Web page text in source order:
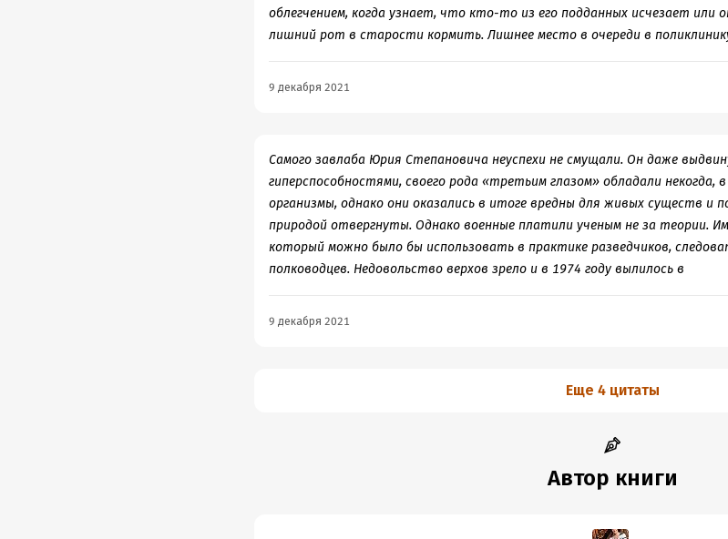
облегчением, когда узнает, что кто-то из его подданных исчезает или
лишний рот в старости кормить. Лишнее место в очереди в
9 декабря 2021
Самого завлаба Юрия Степановича неуспехи не смущали. Он даже
гиперспособностями, своего рода «третьим глазом» обладали некогда,
организмы, однако они оказались в итоге вредны для живых существ и
природой отвергнуты. Однако военные платили ученым не за теории.
который можно было бы использовать в практике разведчиков,
полководцев. Недовольство верхов зрело и в 1974 году вылилось в
9 декабря 2021
Еще 4 цитаты
Автор книги